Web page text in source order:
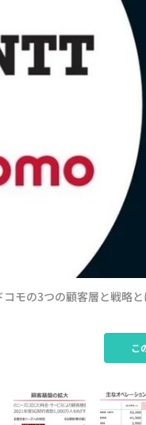
モの3つの顧客層と戦略と
こ